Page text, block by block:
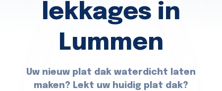
lekkages in
Lummen
Uw nieuw plat dak waterdicht laten
maken? Lekt uw huidig plat dak?